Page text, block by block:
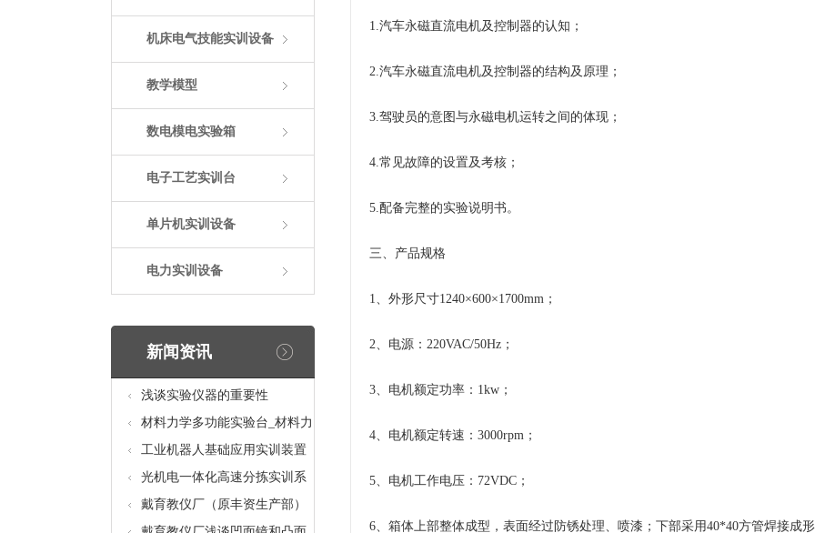
机床电气技能实训设备
教学模型
数电模电实验箱
电子工艺实训台
单片机实训设备
电力实训设备
新闻资讯
浅谈实验仪器的重要性
材料力学多功能实验台_材料力
学多功能考核实验实训设备
工业机器人基础应用实训装置
台_工业机器人基础应用实训考
核设备
光机电一体化高速分拣实训系
统_光机电一体化高速分拣实验
戴育教仪厂（原丰资生产部）
1.汽车永磁直流电机及控制器的认知；
2.汽车永磁直流电机及控制器的结构及原理；
3.驾驶员的意图与永磁电机运转之间的体现；
4.常见故障的设置及考核；
5.配备完整的实验说明书。
三、产品规格
1、外形尺寸1240×600×1700mm；
2、电源：220VAC/50Hz；
3、电机额定功率：1kw；
4、电机额定转速：3000rpm；
5、电机工作电压：72VDC；
6、箱体上部整体成型，表面经过防锈处理、喷漆；下部采用40*40方管焊接成